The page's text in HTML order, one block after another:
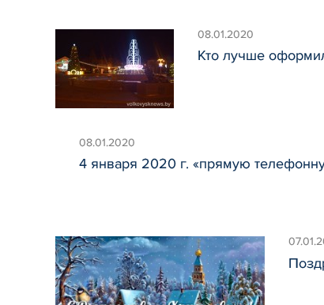
08.01.2020
Кто лучше
08.01.2020
4 января 2020 г. «прямую